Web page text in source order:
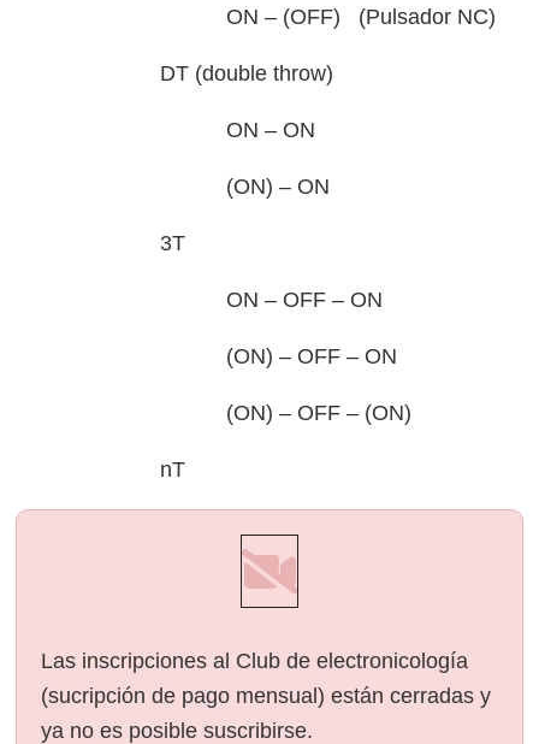
ON – (OFF) (Pulsador NC)
DT (double throw)
ON – ON
(ON) – ON
3T
ON – OFF – ON
(ON) – OFF – ON
(ON) – OFF – (ON)
nT
Las inscripciones al Club de electronicología
(sucripción de pago mensual) están cerradas y
ya no es posible suscribirse.